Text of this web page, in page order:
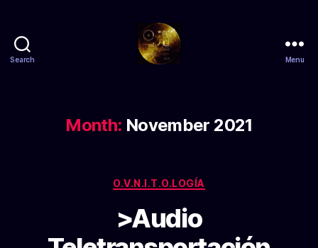
Search Menu
Month: November 2021
Categories
O.V.N.I.T.O.LOGÍA
>Audio